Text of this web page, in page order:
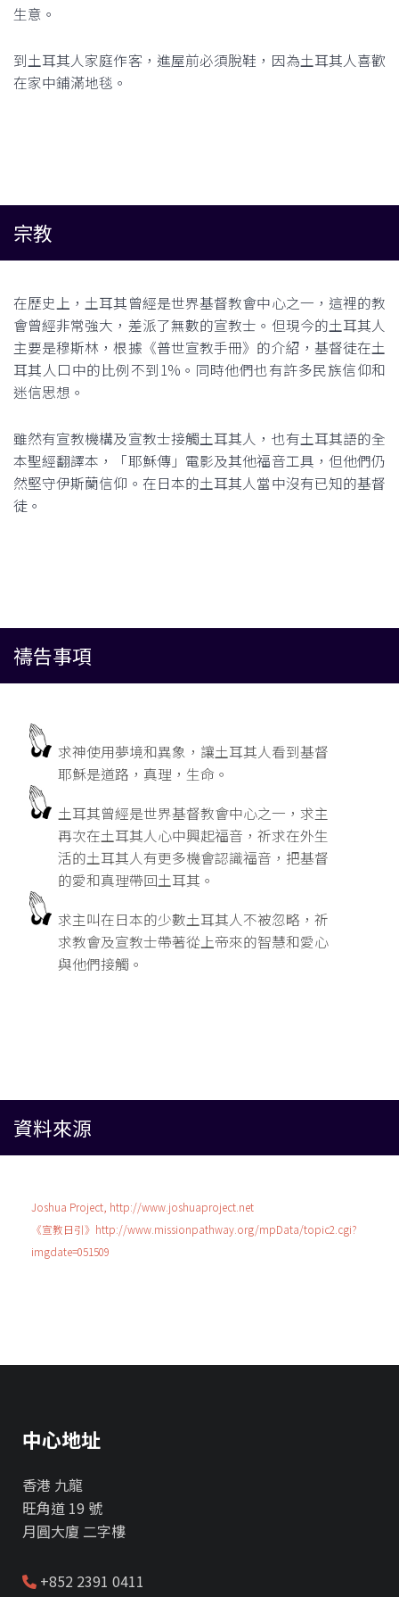
生意。
到土耳其人家庭作客，進屋前必須脫鞋，因為土耳其人喜歡
在家中鋪滿地毯。
宗教
在歷史上，土耳其曾經是世界基督教會中心之一，這裡的教
會曾經非常強大，差派了無數的宣教士。但現今的土耳其人
主要是穆斯林，根據《普世宣教手冊》的介紹，基督徒在土
耳其人口中的比例不到1%。同時他們也有許多民族信仰和
迷信思想。
雖然有宣教機構及宣教士接觸土耳其人，也有土耳其語的全
本聖經翻譯本，「耶穌傳」電影及其他福音工具，但他們仍
然堅守伊斯蘭信仰。在日本的土耳其人當中沒有已知的基督
徒。
禱告事項
求神使用夢境和異象，讓土耳其人看到基督
耶穌是道路，真理，生命。
土耳其曾經是世界基督教會中心之一，求主
再次在土耳其人心中興起福音，祈求在外生
活的土耳其人有更多機會認識福音，把基督
的愛和真理帶回土耳其。
求主叫在日本的少數土耳其人不被忽略，祈
求教會及宣教士帶著從上帝來的智慧和愛心
與他們接觸。
資料來源
Joshua Project, http://www.joshuaproject.net
《宣教日引》http://www.missionpathway.org/mpData/topic2.cgi?
imgdate=051509
中心地址
香港 九龍
旺角道 19 號
月圓大廈 二字樓
+852 2391 0411